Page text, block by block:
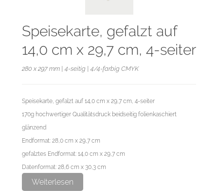
Speisekarte, gefalzt auf
14,0 cm x 29,7 cm, 4-seiter
280 x 297 mm | 4-seitig | 4/4-farbig CMYK
Speisekarte, gefalzt auf 14,0 cm x 29,7 cm, 4-seiter
170g hochwertiger Qualitätsdruck beidseitig folienkaschiert
glänzend
Endformat: 28,0 cm x 29,7 cm
gefalztes Endformat: 14,0 cm x 29,7 cm
Datenformat: 28,6 cm x 30,3 cm
Falz von links nach rechts in mm: 140-140
Weiterlesen